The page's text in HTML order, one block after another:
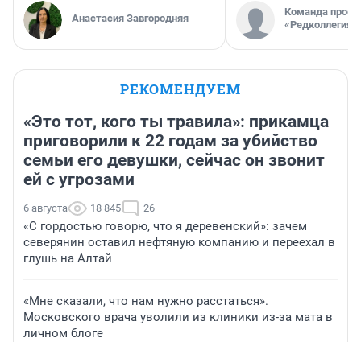
Анастасия Завгородняя
Команда
«Редколлегия»
РЕКОМЕНДУЕМ
«Это тот, кого ты травила»: прикамца
приговорили к 22 годам за убийство
семьи его девушки, сейчас он звонит
ей с угрозами
6 августа 18 845 26
«С гордостью говорю, что я деревенский»: зачем
северянин оставил нефтяную компанию и переехал в
глушь на Алтай
«Мне сказали, что нам нужно расстаться».
Московского врача уволили из клиники из-за мата в
личном блоге